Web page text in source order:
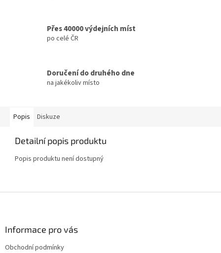
Přes 40000 výdejních míst
po celé ČR
Doručení do druhého dne
na jakékoliv místo
Popis Diskuze
Detailní popis produktu
Popis produktu není dostupný
Informace pro vás
Obchodní podmínky